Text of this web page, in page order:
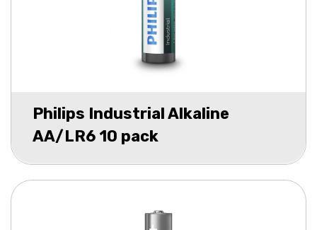
Philips Industrial Alkaline
AA/LR6 10 pack